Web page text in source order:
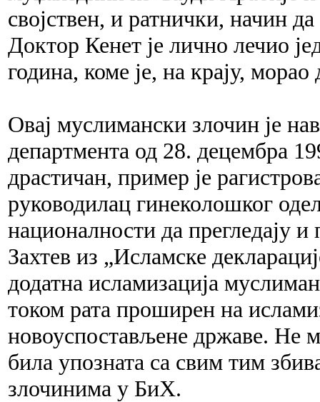
својствен, и ратнички, начин
Доктор Кенет је лично лечио
година, коме је, на крају,
Овај муслимански злочин је
департмента од 28. децембра
драстичан, пример је
руководилац гинеколошког
националности да прегледају
Захтев из „Исламске
додатна исламизација
током рата проширен на
новоуспостављене државе. Не
била упозната са свим тим
злочинима у БиХ.